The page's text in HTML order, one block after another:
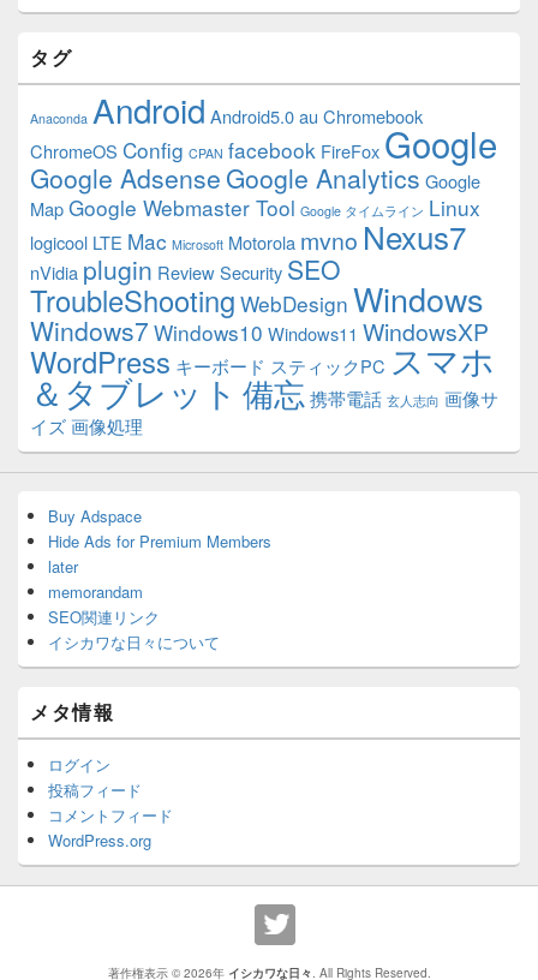
タグ
Anaconda Android Android5.0au Chromebook
ChromeOS Config CPAN facebook FireFox Google
Google Adsense Google Analytics Google
MapGoogle Webmaster Tool Google タイムライン Linux
logicool LTE Mac Microsoft Motorola mvno Nexus7
nVidia plugin ReviewSecurity SEO
TroubleShooting WebDesign Windows
Windows7 Windows10 Windows11 WindowsXP
WordPress キーボード スティックPC スマホ
＆タブレット 備忘 携帯電話 玄人志向 画像サ
イズ画像処理
Buy Adspace
Hide Ads for Premium Members
later
memorandam
SEO関連リンク
イシカワな日々について
メタ情報
ログイン
投稿フィード
コメントフィード
WordPress.org
著作権表示 © 2026年 イシカワな日々. All Rights Reserved.